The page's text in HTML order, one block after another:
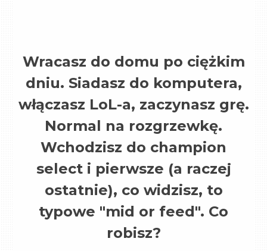
Wracasz do domu po ciężkim
dniu. Siadasz do komputera,
włączasz LoL-a, zaczynasz grę.
Normal na rozgrzewkę.
Wchodzisz do champion
select i pierwsze (a raczej
ostatnie), co widzisz, to
typowe "mid or feed". Co
robisz?